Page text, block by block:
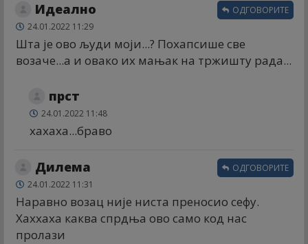
Идеално
24.01.2022 11:29
Шта је ово људи моји...? Похапсише све
возаче...а и овако их мањак на тржишту рада...
ОДГОВОРИТЕ
прст
24.01.2022 11:48
хахаха...браво
Дилема
24.01.2022 11:31
Наравно возац није ниста преносио сефу.
Хаххаха каква спрдња ово само код нас
пролази
ОДГОВОРИТЕ